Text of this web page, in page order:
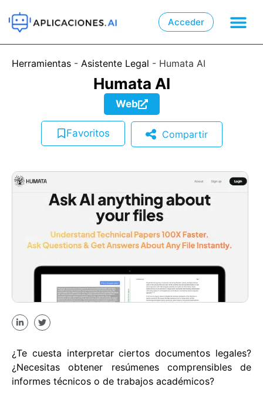
Acceder
Herramientas - Asistente Legal - Humata AI
Humata AI
Web
Favoritos Compartir
¿Te cuesta interpretar ciertos documentos legales?
¿Necesitas obtener resúmenes comprensibles de
informes técnicos o de trabajos académicos?